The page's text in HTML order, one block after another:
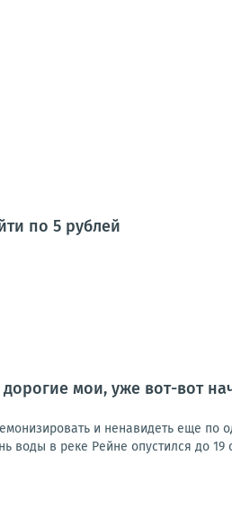
по 5 рублей
мои, уже вот-вот
и ненавидеть еще
воды в реке Рейне опустился до 19